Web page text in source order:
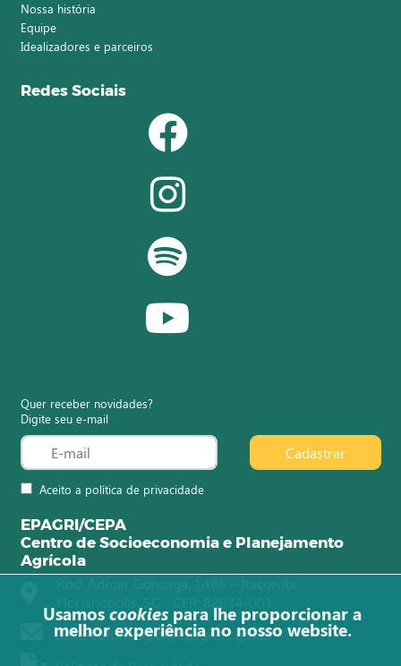
Nossa história
Equipe
Idealizadores e parceiros
Redes Sociais
Quer receber novidades?
Digite seu e-mail
Aceito a política de privacidade
Cadastrar
EPAGRI/CEPA
Centro de Socioeconomia e Planejamento
Agrícola
observatorioagro@epagri.sc.gov.br
Usamos cookies para lhe proporcionar a
melhor experiência no nosso website.